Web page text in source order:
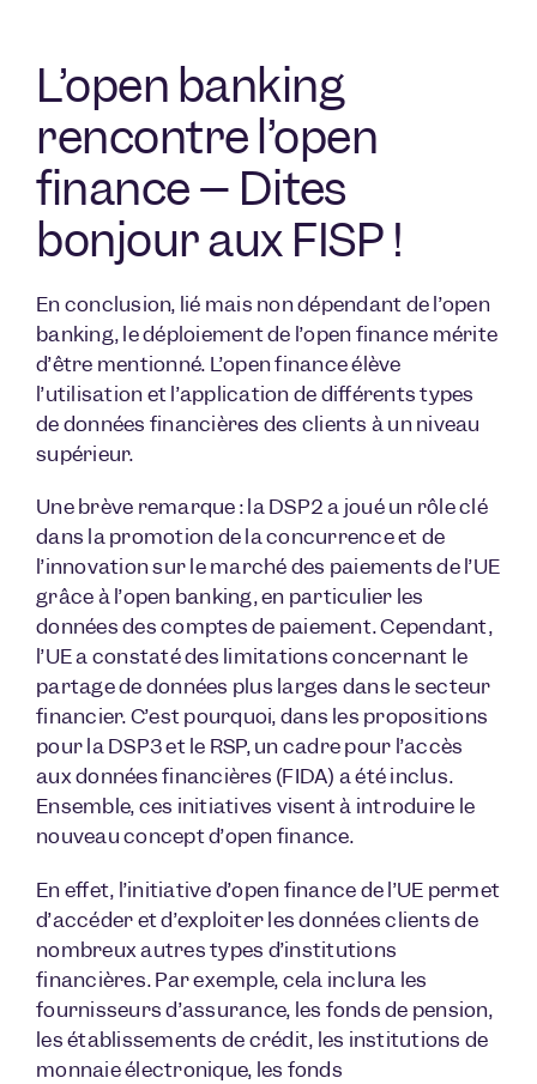
L’open banking
rencontre l’open
finance – Dites
bonjour aux FISP !
En conclusion, lié mais non dépendant de l’open
banking, le déploiement de l’open finance mérite
d’être mentionné. L’open finance élève
l’utilisation et l’application de différents types
de données financières des clients à un niveau
supérieur.
Une brève remarque : la DSP2 a joué un rôle clé
dans la promotion de la concurrence et de
l’innovation sur le marché des paiements de l’UE
grâce à l’open banking, en particulier les
données des comptes de paiement. Cependant,
l’UE a constaté des limitations concernant le
partage de données plus larges dans le secteur
financier. C’est pourquoi, dans les propositions
pour la DSP3 et le RSP, un cadre pour l’accès
aux données financières (FIDA) a été inclus.
Ensemble, ces initiatives visent à introduire le
nouveau concept d’open finance.
En effet, l’initiative d’open finance de l’UE permet
d’accéder et d’exploiter les données clients de
nombreux autres types d’institutions
financières. Par exemple, cela inclura les
fournisseurs d’assurance, les fonds de pension,
les établissements de crédit, les institutions de
monnaie électronique, les fonds